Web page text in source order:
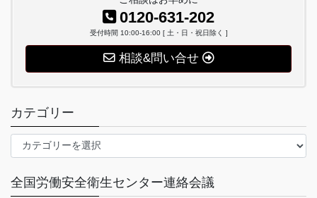
0120-631-202
受付時間 10:00-16:00 [ 土・日・祝日除く ]
相談&問い合せ
カテゴリー
テ
リ
全国労働安全衛生センター連絡会議